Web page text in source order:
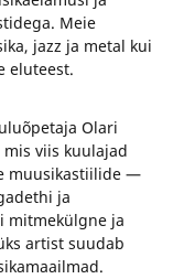
Meie
jazz ja metal kui
eluteest.
Olari
mis viis kuulajad
muusikastiilide —
ja
mitmekülgne ja
artist suudab